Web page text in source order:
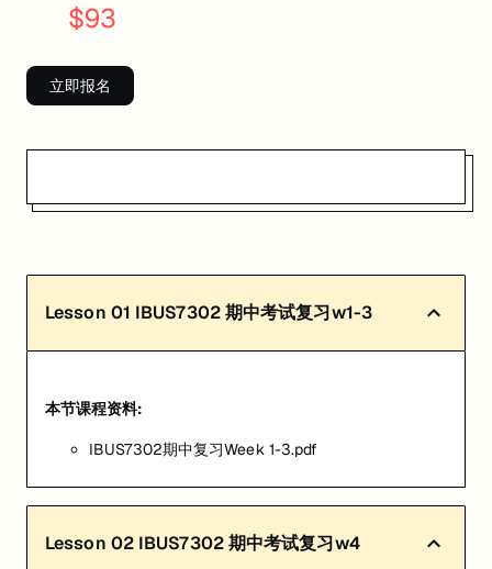
关联大学:University of Queensland
关联课程:Operating International Business
匠人学院提供高质量的IT培训课程和Workshop，帮助学员掌握实用技能
$93
立即报名
Lesson 01 IBUS7302 期中考试复习w1-3
本节课程资料:
IBUS7302期中复习Week 1-3.pdf
Lesson 02 IBUS7302 期中考试复习w4